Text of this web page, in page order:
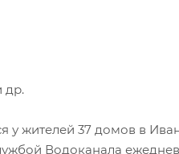
др.
у жителей 37 домов в
Водоканала